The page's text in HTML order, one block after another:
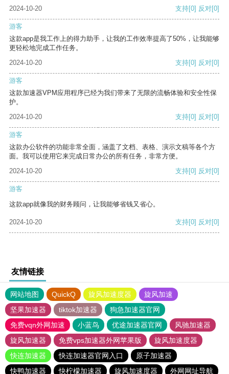
2024-10-20
支持[0] 反对[0]
游客
这款app是我工作上的得力助手，让我的工作效率提高了50%，让我能够
更轻松地完成工作任务。
2024-10-20
支持[0] 反对[0]
游客
这款加速器VPM应用程序已经为我们带来了无限的流畅体验和安全性保
护。
2024-10-20
支持[0] 反对[0]
游客
这款办公软件的功能非常全面，涵盖了文档、表格、演示文稿等各个方
面。我可以使用它来完成日常办公的所有任务，非常方便。
2024-10-20
支持[0] 反对[0]
游客
这款app就像我的财务顾问，让我能够省钱又省心。
2024-10-20 支持[0] 反对[0]
友情链接
网站地图 QuickQ 旋风加速度器
旋风加速
坚果加速器
tiktok加速器
狗急加速器官网
免费vqn外网加速
小蓝鸟 优途加速器官网
风驰加速器
旋风加速器
免费vps加速器外网苹果版
旋风加速度器
快连加速器
快连加速器官网入口
原子加速器
快鸭加速器
快柠檬加速器 旋风加速度器 外网网址导航